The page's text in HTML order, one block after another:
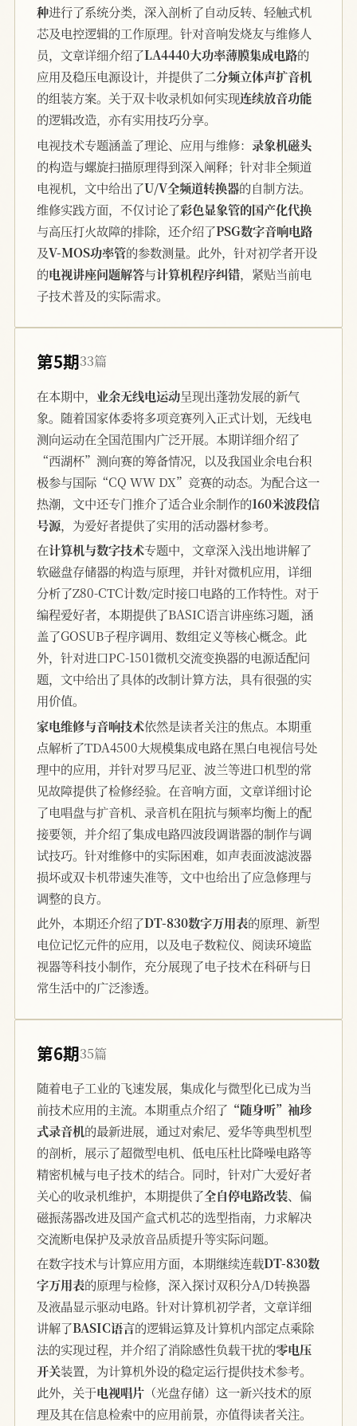
种进行了系统分类，深入剖析了自动反转、轻触式机
芯及电控逻辑的工作原理。针对音响发烧友与维修人
员，文章详细介绍了LA4440大功率薄膜集成电路的
应用及稳压电源设计，并提供了二分频立体声扩音机
的组装方案。关于双卡收录机如何实现连续放音功能
的逻辑改造，亦有实用技巧分享。
电视技术专题涵盖了理论、应用与维修： 录象机磁头
的构造与螺旋扫描原理得到深入阐释；针对非全频道
电视机，文中给出了U/V全频道转换器的自制方法。
维修实践方面，不仅讨论了彩色显象管的国产化代换
与高压打火故障的排除，还介绍了PSG数字音响电路
及V-MOS功率管的参数测量。此外，针对初学者开设
的电视讲座问题解答与计算机程序纠错，紧贴当前电
子技术普及的实际需求。
第5期33篇
在本期中， 业余无线电运动呈现出蓬勃发展的新气
象。随着国家体委将多项竞赛列入正式计划，无线电
测向运动在全国范围内广泛开展。本期详细介绍了
“西湖杯”测向赛的筹备情况，以及我国业余电台积
极参与国际“CQ WW DX”竞赛的动态。为配合这一
热潮，文中还专门推介了适合业余制作的160米波段信
号源，为爱好者提供了实用的活动器材参考。
在计算机与数字技术专题中，文章深入浅出地讲解了
软磁盘存储器的构造与原理，并针对微机应用，详细
分析了Z80-CTC计数/定时接口电路的工作特性。对于
编程爱好者，本期提供了BASIC语言讲座练习题，涵
盖了GOSUB子程序调用、数组定义等核心概念。此
外，针对进口PC-1501微机交流变换器的电源适配问
题，文中给出了具体的改制计算方法，具有很强的实
用价值。
家电维修与音响技术依然是读者关注的焦点。本期重
点解析了TDA4500大规模集成电路在黑白电视信号处
理中的应用，并针对罗马尼亚、波兰等进口机型的常
见故障提供了检修经验。在音响方面，文章详细讨论
了电唱盘与扩音机、录音机在阻抗与频率均衡上的配
接要领，并介绍了集成电路四波段调谐器的制作与调
试技巧。针对维修中的实际困难，如声表面波滤波器
损坏或双卡机带速失准等，文中也给出了应急修理与
调整的良方。
此外，本期还介绍了DT-830数字万用表的原理、新型
电位记忆元件的应用，以及电子数粒仪、阅读环境监
视器等科技小制作，充分展现了电子技术在科研与日
常生活中的广泛渗透。
第6期35篇
随着电子工业的飞速发展，集成化与微型化已成为当
前技术应用的主流。本期重点介绍了 “随身听”袖珍
式录音机的最新进展，通过对索尼、爱华等典型机型
的剖析，展示了超微型电机、低电压杜比降噪电路等
精密机械与电子技术的结合。同时，针对广大爱好者
关心的收录机维护，本期提供了全自停电路改装、偏
磁振荡器改进及国产盒式机芯的选型指南，力求解决
交流断电保护及录放音品质提升等实际问题。
在数字技术与计算应用方面，本期继续连载DT-830数
字万用表的原理与检修，深入探讨双积分A/D转换器
及液晶显示驱动电路。针对计算机初学者，文章详细
讲解了BASIC语言的逻辑运算及计算机内部定点乘除
法的实现过程，并介绍了消除感性负载干扰的零电压
开关装置，为计算机外设的稳定运行提供技术参考。
此外，关于电视唱片 （光盘存储）这一新兴技术的原
理及其在信息检索中的应用前景，亦值得读者关注。